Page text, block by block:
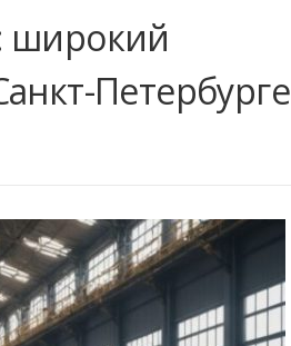
широкий
Петербурге